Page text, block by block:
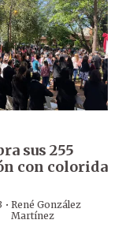
sus 255
con colorida
· René González
Martínez